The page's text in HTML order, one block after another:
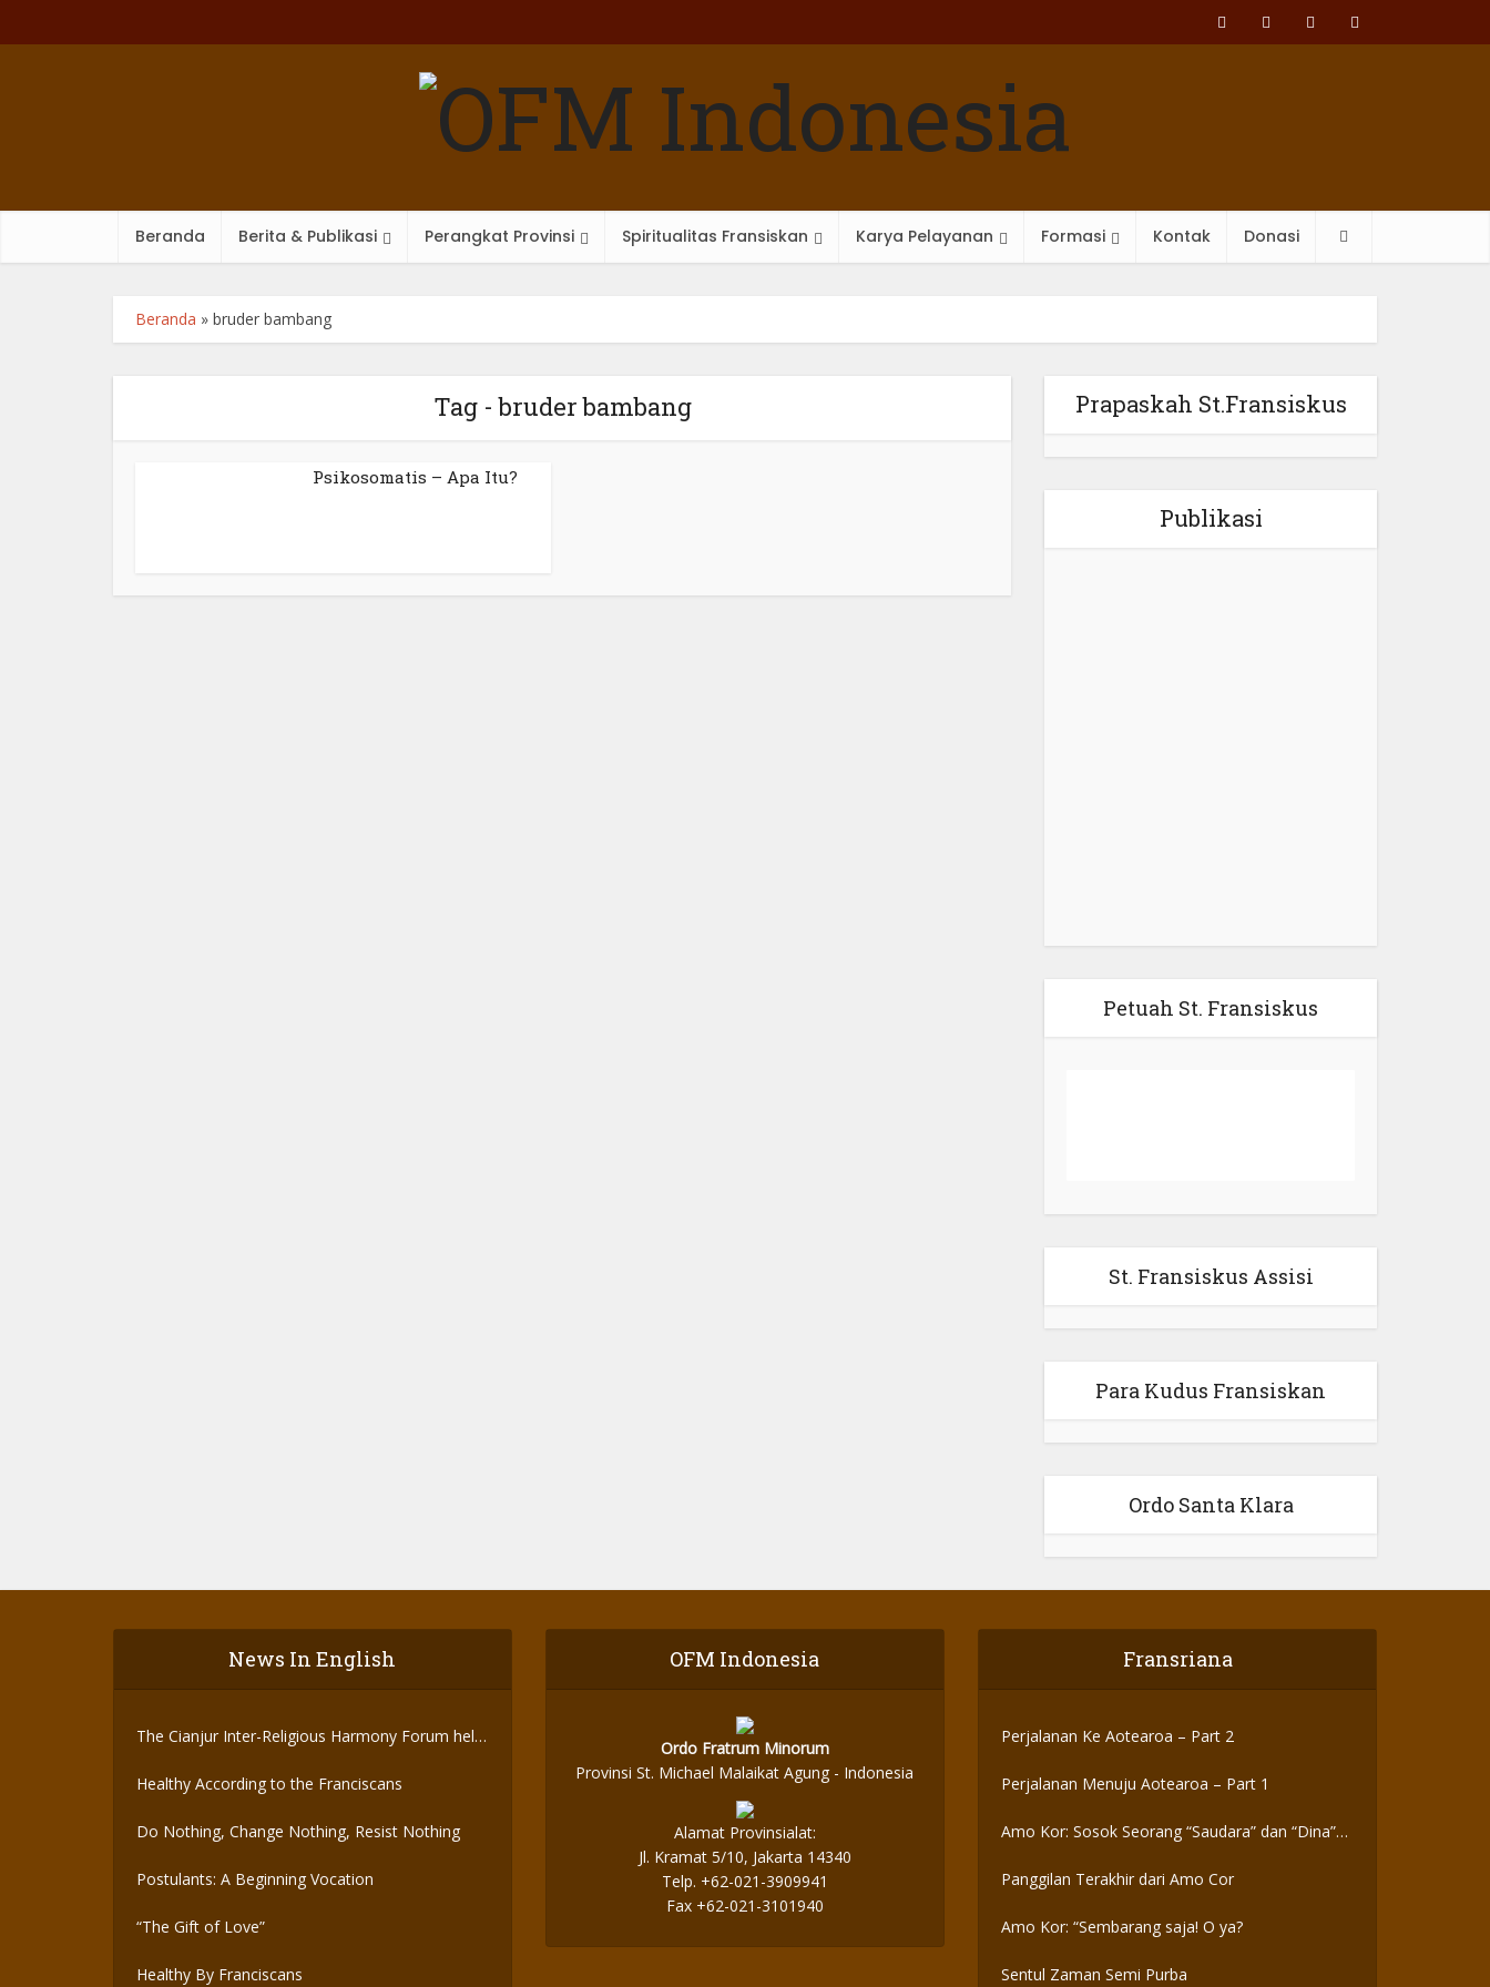
Beranda Berita & Publikasi Perangkat Provinsi Spiritualitas Fransiskan Karya Pelayanan Formasi Kontak Donasi
Beranda » bruder bambang
Tag - bruder bambang
Psikosomatis – Apa Itu?
Prapaskah St.Fransiskus
Publikasi
Petuah St. Fransiskus
St. Fransiskus Assisi
Para Kudus Fransiskan
Ordo Santa Klara
News In English
The Cianjur Inter-Religious Harmony Forum held
Healthy According to the Franciscans
Do Nothing, Change Nothing, Resist Nothing
Postulants: A Beginning Vocation
“The Gift of Love”
Healthy By Franciscans
OFM Indonesia
Ordo Fratrum Minorum
Provinsi St. Michael Malaikat Agung - Indonesia
Alamat Provinsialat:
Jl. Kramat 5/10, Jakarta 14340
Telp. +62-021-3909941
Fax +62-021-3101940
Fransriana
Perjalanan Ke Aotearoa – Part 2
Perjalanan Menuju Aotearoa – Part 1
Amo Kor: Sosok Seorang “Saudara” dan “Dina”
Panggilan Terakhir dari Amo Cor
Amo Kor: “Sembarang saja! O ya?
Sentul Zaman Semi Purba